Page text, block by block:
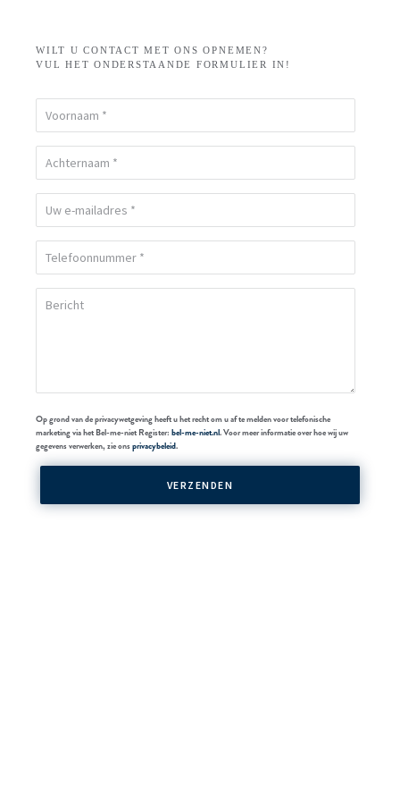
WILT U CONTACT MET ONS OPNEMEN?
VUL HET ONDERSTAANDE FORMULIER IN!
Op grond van de privacywetgeving heeft u het recht om u af te melden voor telefonische
marketing via het Bel-me-niet Register: bel-me-niet.nl. Voor meer informatie over hoe wij uw
gegevens verwerken, zie onsprivacybeleid.